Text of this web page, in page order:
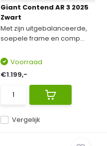
Giant Contend AR 3 2025
Zwart
Met zijn uitgebalanceerde,
soepele frame en comp...
Vergelijk
Voorraad
€1.199,-